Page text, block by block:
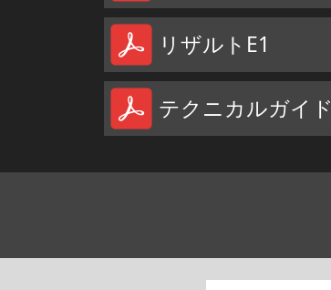
リザルトE1
テクニカルガイド